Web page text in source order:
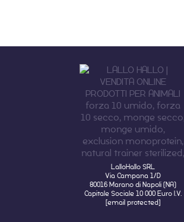
LalloHallo SRL
Via Campana 1/D
80016 Marano di Napoli (NA)
Capitale Sociale 10 000 Euro I.V.
[email protected]